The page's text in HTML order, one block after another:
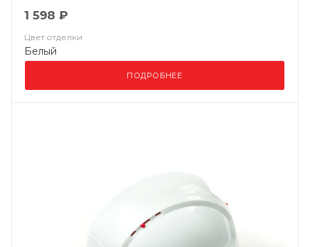
1 598 ₽
Цвет отделки
Белый
ПОДРОБНЕЕ